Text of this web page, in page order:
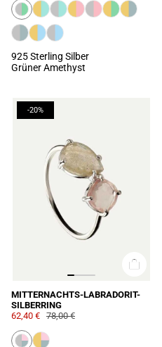
925 Sterling Silber
Grüner Amethyst
-20%
MITTERNACHTS-LABRADORIT-
SILBERRING
62,40 € 78,00 €